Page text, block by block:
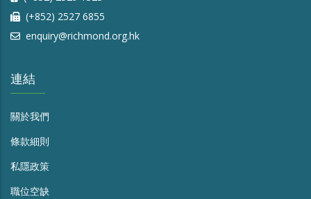
(+852) 2527 6855
enquiry@richmond.org.hk
連結
關於我們
條款細則
私隱政策
職位空缺